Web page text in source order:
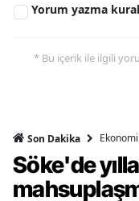
Yorum yazma
* Bu içerik ile ilgili
Son Dakika Ekonomi
Söke'de